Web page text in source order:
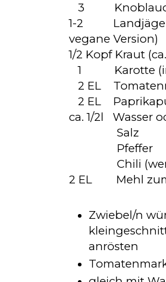
3
1-2 Landjäger
vegane Version)
1/2 Kopf Kraut
1
Karotte
2 EL
2 EL
ca. 1/2l Wasser
Salz
Pfeffer
Chili (wer's
2 EL
Mehl zum
Zwiebel/n
anrösten